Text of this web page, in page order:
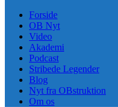
Forside
OB Nyt
Video
Akademi
Podcast
Stribede Legender
Blog
Nyt fra OBstruktion
Om os